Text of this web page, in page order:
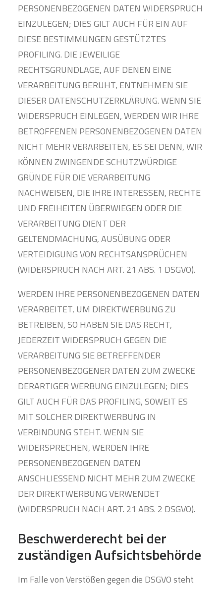
PERSONENBEZOGENEN DATEN WIDERSPRUCH
EINZULEGEN; DIES GILT AUCH FÜR EIN AUF
DIESE BESTIMMUNGEN GESTÜTZTES
PROFILING. DIE JEWEILIGE
RECHTSGRUNDLAGE, AUF DENEN EINE
VERARBEITUNG BERUHT, ENTNEHMEN SIE
DIESER DATENSCHUTZERKLÄRUNG. WENN SIE
WIDERSPRUCH EINLEGEN, WERDEN WIR IHRE
BETROFFENEN PERSONENBEZOGENEN DATEN
NICHT MEHR VERARBEITEN, ES SEI DENN, WIR
KÖNNEN ZWINGENDE SCHUTZWÜRDIGE
GRÜNDE FÜR DIE VERARBEITUNG
NACHWEISEN, DIE IHRE INTERESSEN, RECHTE
UND FREIHEITEN ÜBERWIEGEN ODER DIE
VERARBEITUNG DIENT DER
GELTENDMACHUNG, AUSÜBUNG ODER
VERTEIDIGUNG VON RECHTSANSPRÜCHEN
(WIDERSPRUCH NACH ART. 21 ABS. 1 DSGVO).
WERDEN IHRE PERSONENBEZOGENEN DATEN
VERARBEITET, UM DIREKTWERBUNG ZU
BETREIBEN, SO HABEN SIE DAS RECHT,
JEDERZEIT WIDERSPRUCH GEGEN DIE
VERARBEITUNG SIE BETREFFENDER
PERSONENBEZOGENER DATEN ZUM ZWECKE
DERARTIGER WERBUNG EINZULEGEN; DIES
GILT AUCH FÜR DAS PROFILING, SOWEIT ES
MIT SOLCHER DIREKTWERBUNG IN
VERBINDUNG STEHT. WENN SIE
WIDERSPRECHEN, WERDEN IHRE
PERSONENBEZOGENEN DATEN
ANSCHLIESSEND NICHT MEHR ZUM ZWECKE
DER DIREKTWERBUNG VERWENDET
(WIDERSPRUCH NACH ART. 21 ABS. 2 DSGVO).
Beschwerde­recht bei der
zuständigen Aufsichts­behörde
Im Falle von Verstößen gegen die DSGVO steht